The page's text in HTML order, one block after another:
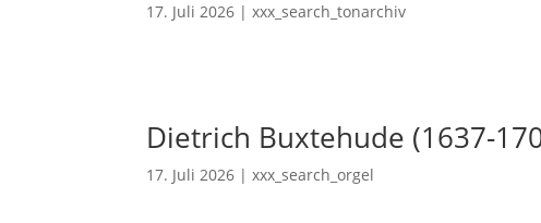
17. Juli 2026 |xxx_search_tonarchiv
Dietrich Buxtehude (1637-
17. Juli 2026 |xxx_search_orgel